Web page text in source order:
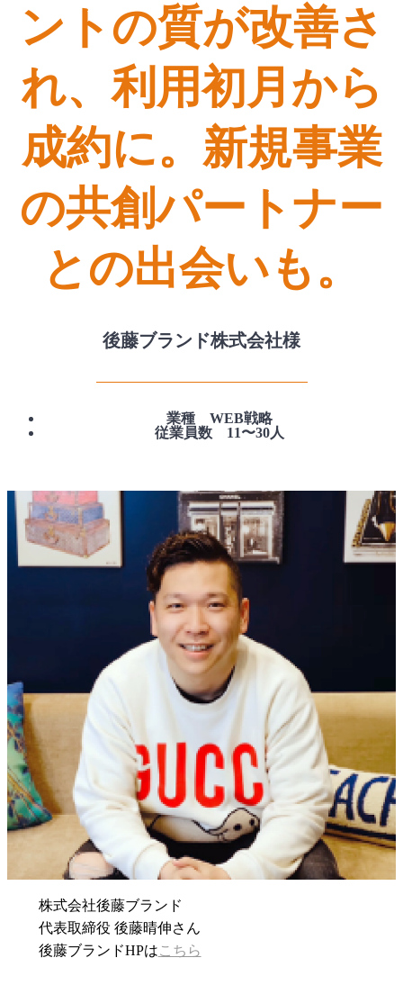
ントの質が改善さ
れ、利用初月から
成約に。新規事業
の共創パートナー
との出会いも。
後藤ブランド株式会社様
業種 WEB戦略
従業員数 11〜30人
株式会社後藤ブランド
代表取締役 後藤晴伸さん
後藤ブランドHPはこちら